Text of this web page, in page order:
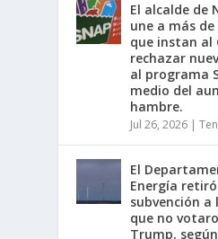
El alcalde de
une a más
que instan al
rechazar
al programa
medio del
hambre.
Jul 26, 2026 |
El
Energía
subvención a
que no
Trump,